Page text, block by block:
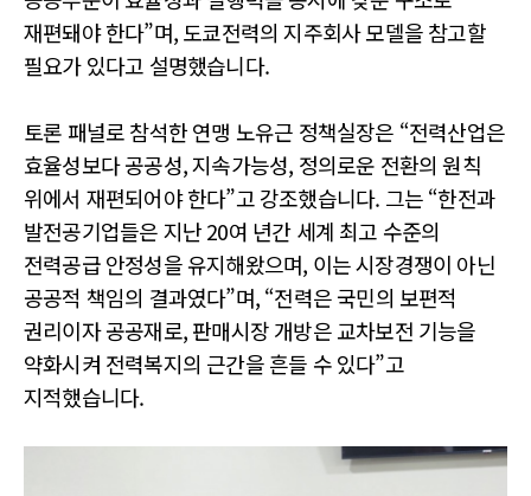
재편돼야 한다”며, 도쿄전력의 지주회사 모델을 참고할
필요가 있다고 설명했습니다.
토론 패널로 참석한 연맹 노유근 정책실장은 “전력산업은
효율성보다 공공성, 지속가능성, 정의로운 전환의 원칙
위에서 재편되어야 한다”고 강조했습니다. 그는 “한전과
발전공기업들은 지난 20여 년간 세계 최고 수준의
전력공급 안정성을 유지해왔으며, 이는 시장경쟁이 아닌
공공적 책임의 결과였다”며, “전력은 국민의 보편적
권리이자 공공재로, 판매시장 개방은 교차보전 기능을
약화시켜 전력복지의 근간을 흔들 수 있다”고
지적했습니다.